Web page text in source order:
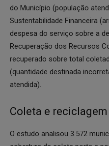
do Município (população
Sustentabilidade Financeira
despesa do serviço sobre a
Recuperação dos Recursos
recuperado sobre total
(quantidade destinada
atendida).
Coleta e
O estudo analisou 3.572